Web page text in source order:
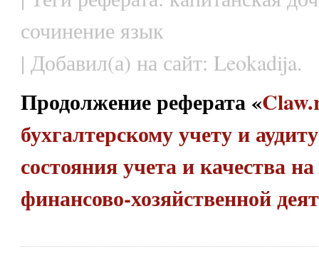
сочинение язык
| Добавил(а) на сайт: Leokadija.
Продолжение реферата «
бухгалтерскому учету и
состояния учета и качества
финансово-хозяйственной